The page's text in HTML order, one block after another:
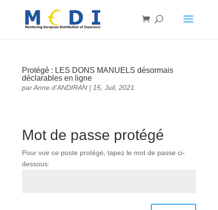
Protégé : LES DONS MANUELS désormais
déclarables en ligne
parAnne d’ANDIRAN| 15, Juil, 2021
Mot de passe protégé
Pour voir ce poste protégé, tapez le mot de passe ci-
dessous: